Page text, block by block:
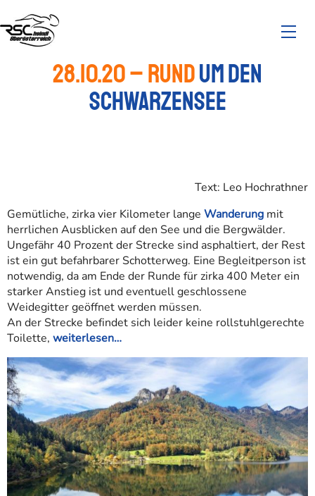
28.10.20 – Rundum den
Schwarzensee
Text: Leo Hochrathner
Gemütliche, zirka vier Kilometer lange Wanderung mit
herrlichen Ausblicken auf den See und die Bergwälder.
Ungefähr 40 Prozent der Strecke sind asphaltiert, der Rest
ist ein gut befahrbarer Schotterweg. Eine Begleitperson ist
notwendig, da am Ende der Runde für zirka 400 Meter ein
starker Anstieg ist und eventuell geschlossene
Weidegitter geöffnet werden müssen.
An der Strecke befindet sich leider keine rollstuhlgerechte
Toilette, weiterlesen…